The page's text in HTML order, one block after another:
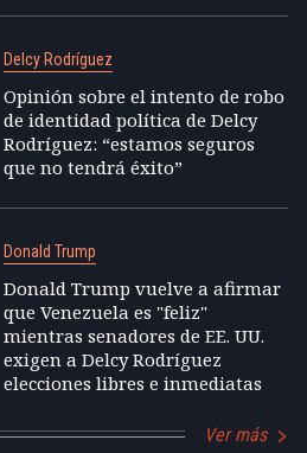
Delcy Rodríguez
Opinión sobre el intento de robo
de identidad política de Delcy
Rodríguez: “estamos seguros
que no tendrá éxito”
Donald Trump
Donald Trump vuelve a afirmar
que Venezuela es "feliz"
mientras senadores de EE. UU.
exigen a Delcy Rodríguez
elecciones libres e inmediatas
Ver más